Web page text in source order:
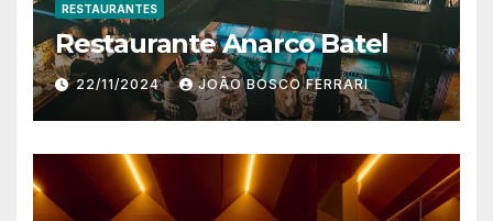
RESTAURANTES
Restaurante Anarco Batel
22/11/2024 JOÃO BOSCO FERRARI